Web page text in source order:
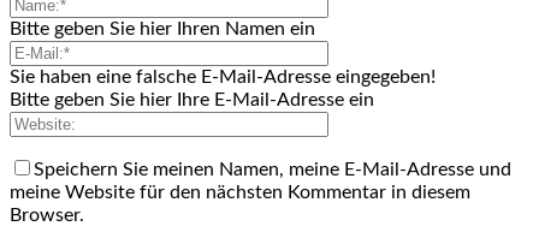
Bitte geben Sie hier Ihren Namen ein
Sie haben eine falsche E-Mail-Adresse eingegeben!
Bitte geben Sie hier Ihre E-Mail-Adresse ein
Speichern Sie meinen Namen, meine E-Mail-Adresse und
meine Website für den nächsten Kommentar in diesem
Browser.